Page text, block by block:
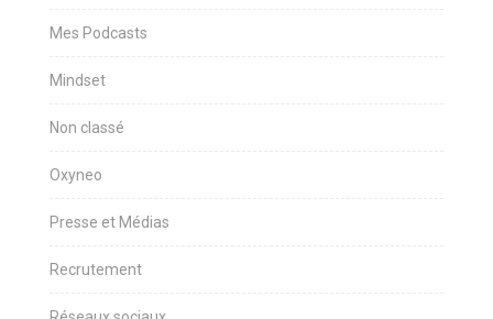
Mes Podcasts
Mindset
Non classé
Oxyneo
Presse et Médias
Recrutement